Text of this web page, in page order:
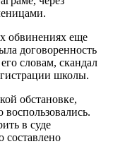
обвинениях еще
договоренность
словам, скандал
школы.
обстановке,
в суде
составлено